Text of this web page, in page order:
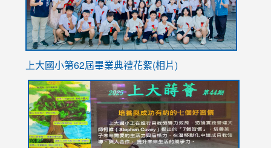
上大國小第62屆畢業典禮花絮(相片)
link
to
https://drive.google.com/file/d/1I-
YfDQppRvyMk686kIw6SBbssEIZ6WnT/view?
link
to
https://sites.google.com/stes.tyc.edu.tw/